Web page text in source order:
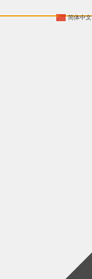
简体中文